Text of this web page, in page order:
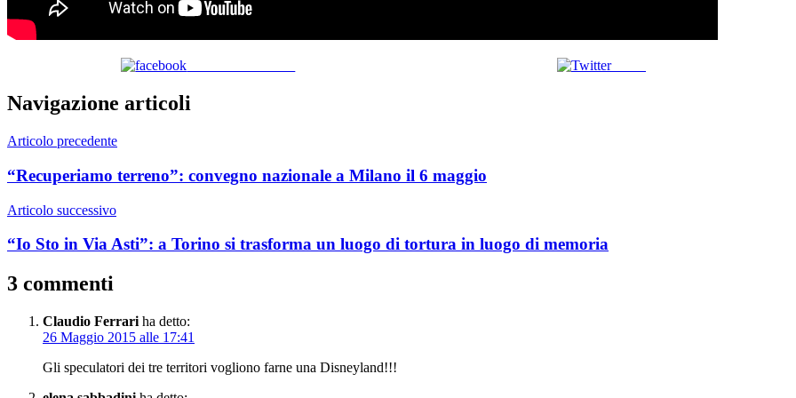
Tweet
Navigazione articoli
Articolo precedente
“Recuperiamo terreno”: convegno nazionale a Milano il 6 maggio
Articolo successivo
“Io Sto in Via Asti”: a Torino si trasforma un luogo di tortura in luogo di memoria
3 commenti
Claudio Ferrari ha detto:
26 Maggio 2015 alle 17:41
Gli speculatori dei tre territori vogliono farne una Disneyland!!!